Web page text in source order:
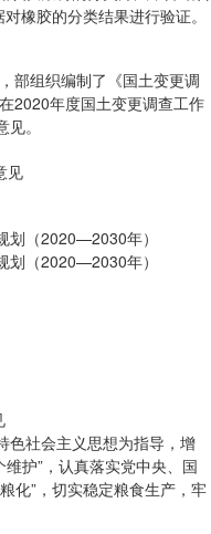
橡胶的分类结果进行验证。
部组织编制了《国土变更调
2020年度国土变更调查工作
。
划（2020—2030年）
划（2020—2030年）
色社会主义思想为指导，增
维护”，认真落实党中央、国
化”，切实稳定粮食生产，牢